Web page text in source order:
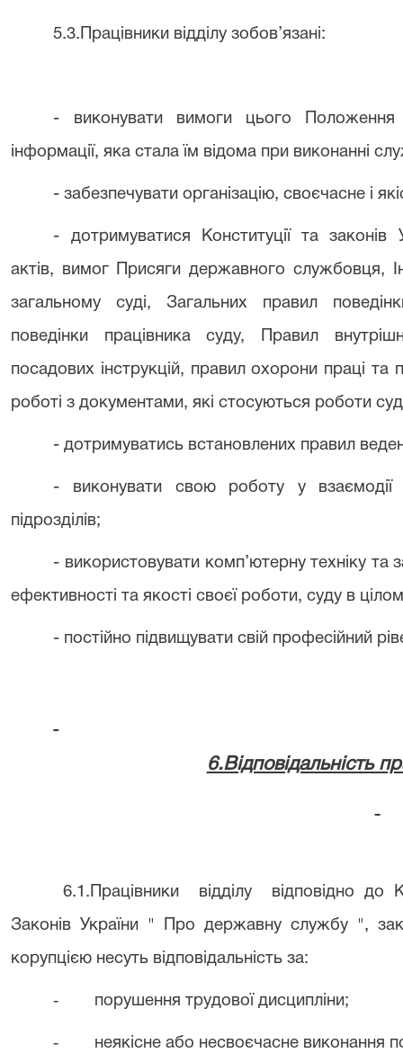
5.3.Працівники відділу зобов’язані:
- виконувати вимоги цього Положення
інформації, яка стала їм відома при виконанні
- забезпечувати організацію, своєчасне і
- дотримуватися Конституції та законів
актів, вимог Присяги державного службовця,
загальному суді, Загальних правил
поведінки працівника суду, Правил
посадових інструкцій, правил охорони праці та
роботі з документами, які стосуються роботи
- дотримуватись встановлених правил
- виконувати свою роботу у взаємодії
підрозділів;
- використовувати комп’ютерну техніку та
ефективності та якості своєї роботи, суду в
- постійно підвищувати свій професійний
6.Відповідальність
6.1.Працівники відділу відповідно до
Законів України " Про державну службу ",
корупцією несуть відповідальність за:
- порушення трудової дисципліни;
- неякісне або несвоєчасне виконання